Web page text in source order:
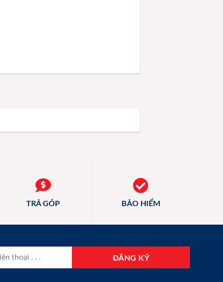
TRẢ GÓP BẢO HIỂM